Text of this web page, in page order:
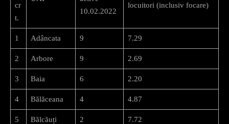
cr
t.
10.02.2022
locuitori (inclusiv focare)
1 Adâncata 9 7.29
2 Arbore 9 2.69
3 Baia 6 2.20
4 Bălăceana 4 4.87
5 Bălcăuți 2 7.72